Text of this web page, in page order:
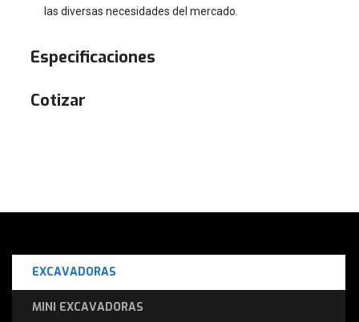
las diversas necesidades del mercado.
Especificaciones
Cotizar
EXCAVADORAS
MINI EXCAVADORAS